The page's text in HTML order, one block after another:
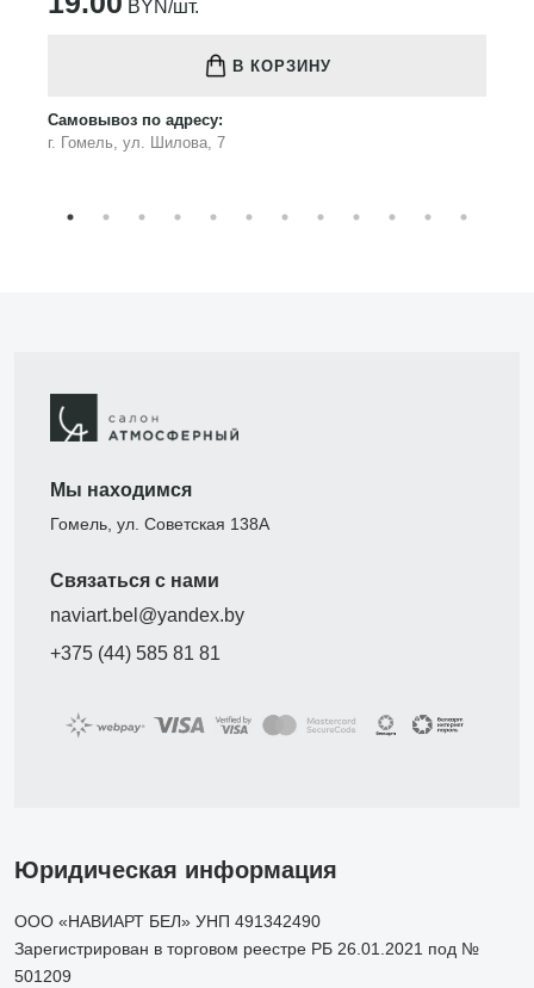
BYN/шт.
В КОРЗИНУ
Самовывоз по адресу:
г. Гомель, ул. Шилова, 7
Мы находимся
Гомель, ул. Советская 138А
Связаться с нами
naviart.bel@yandex.by
+375 (44) 585 81 81
Юридическая информация
ООО «НАВИАРТ БЕЛ» УНП 491342490
Зарегистрирован в торговом реестре РБ 26.01.2021 под №
501209